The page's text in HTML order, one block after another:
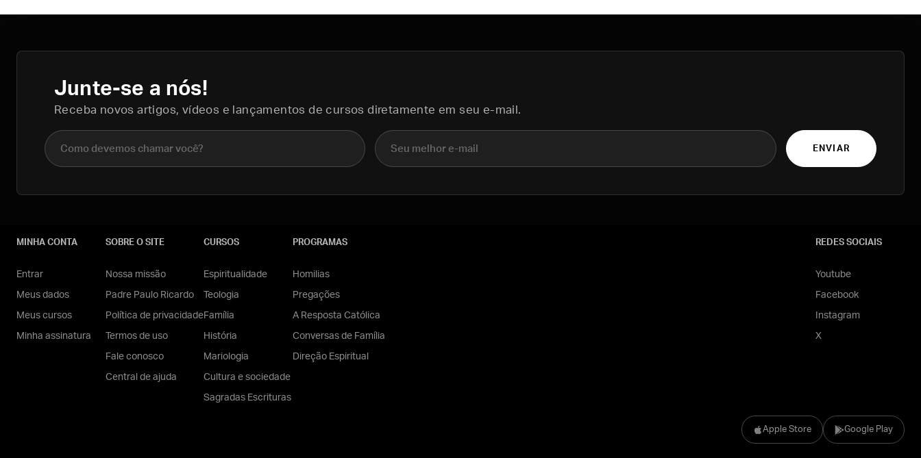
Junte-se a nós!
Receba novos artigos, vídeos e lançamentos de cursos diretamente em seu e-mail.
Nome completo E-mail
ENVIAR
Apple Store Google Play
MINHA CONTA
Entrar
Meus dados
Meus cursos
Minha assinatura
SOBRE O SITE
Nossa missão
Padre Paulo Ricardo
Política de privacidade
Termos de uso
Fale conosco
Central de ajuda
CURSOS
Espiritualidade
Teologia
Família
História
Mariologia
Cultura e sociedade
Sagradas Escrituras
PROGRAMAS
Homilias
Pregações
A Resposta Católica
Conversas de Família
Direção Espiritual
REDES SOCIAIS
Youtube
Facebook
Instagram
X